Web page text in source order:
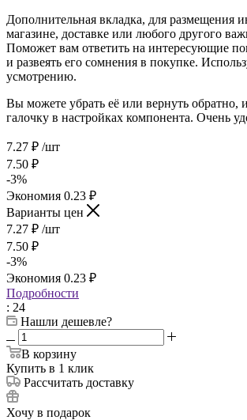
Дополнительная вкладка, для размещения
магазине, доставке или любого другого
Поможет вам ответить на интересующие
и развеять его сомнения в покупке.
усмотрению.
Вы можете убрать её или вернуть обратно,
галочку в настройках компонента. Очень
7.27 ₽ /шт
7.50 ₽
-3%
Экономия 0.23 ₽
Варианты цен
7.27 ₽ /шт
7.50 ₽
-3%
Экономия 0.23 ₽
Подробности
: 24
Нашли дешевле?
В корзину
Купить в 1 клик
Рассчитать доставку
Хочу в подарок